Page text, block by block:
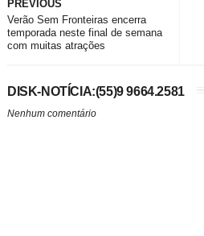
PREVIOUS
Verão Sem Fronteiras encerra
temporada neste final de semana
com muitas atrações
DISK-NOTÍCIA:(55)9 9664.2581
Nenhum comentário